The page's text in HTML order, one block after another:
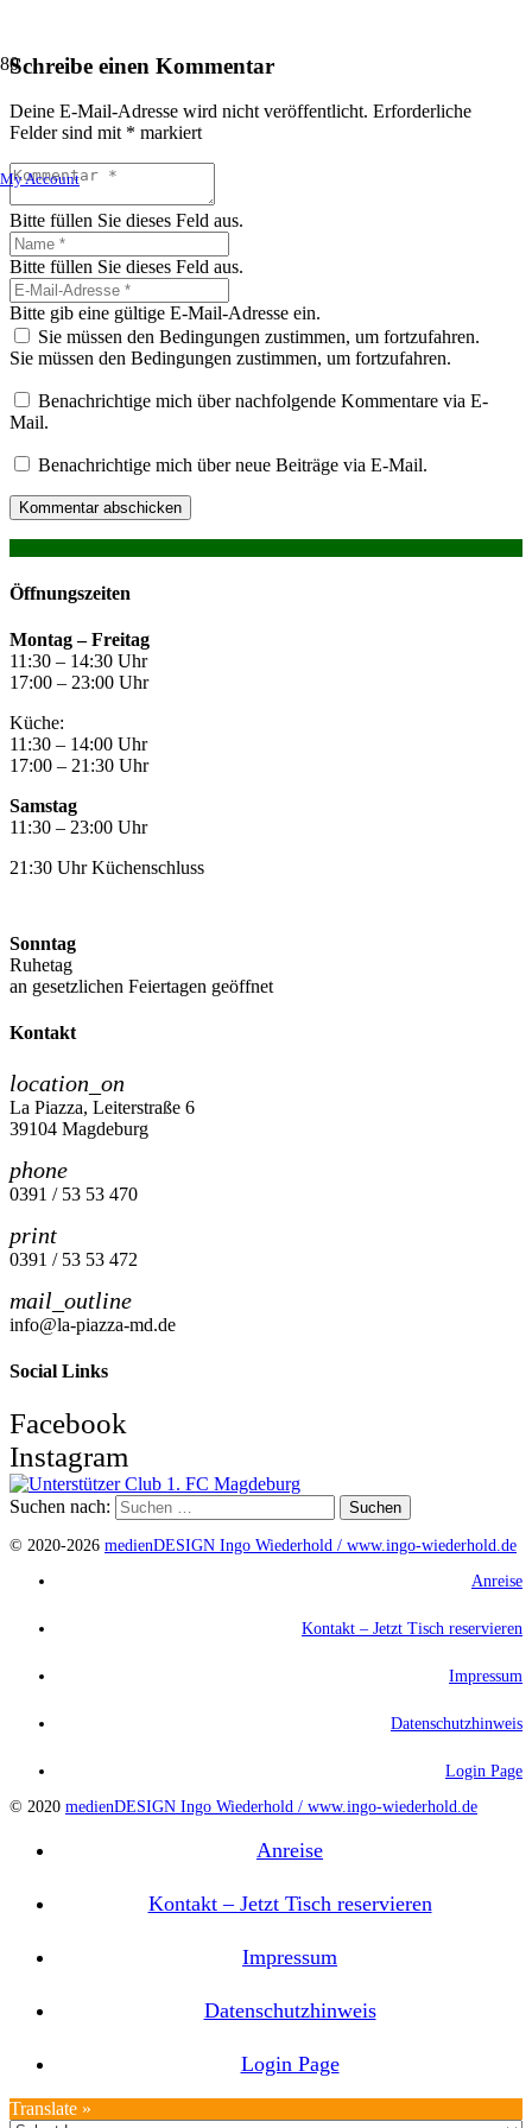
My Account
Schreibe einen Kommentar
Deine E-Mail-Adresse wird nicht veröffentlicht. Erforderliche
Felder sind mit * markiert
Bitte füllen Sie dieses Feld aus.
Bitte füllen Sie dieses Feld aus.
Bitte gib eine gültige E-Mail-Adresse ein.
Sie müssen den Bedingungen zustimmen, um fortzufahren.
Sie müssen den Bedingungen zustimmen, um fortzufahren.
Benachrichtige mich über nachfolgende Kommentare via E-
Mail.
Benachrichtige mich über neue Beiträge via E-Mail.
Kommentar abschicken
Öffnungszeiten
Montag –Freitag
11:30 – 14:30 Uhr
17:00 – 23:00 Uhr
Küche:
11:30 – 14:00 Uhr
17:00 – 21:30 Uhr
Samstag
11:30 – 23:00 Uhr
21:30 Uhr Küchenschluss
Sonntag
Ruhetag
an gesetzlichen Feiertagen geöffnet
Kontakt
location_on
La Piazza, Leiterstraße 6
39104 Magdeburg
phone
0391 / 53 53 470
print
0391 / 53 53 472
mail_outline
info@la-piazza-md.de
Social Links
Facebook
Instagram
Suchen nach:
© 2020-2026 medienDESIGN Ingo Wiederhold / www.ingo-wiederhold.de
Anreise
Kontakt – Jetzt Tisch reservieren
Impressum
Datenschutzhinweis
Login Page
© 2020 medienDESIGN Ingo Wiederhold / www.ingo-wiederhold.de
Anreise
Kontakt – Jetzt Tisch reservieren
Impressum
Datenschutzhinweis
Login Page
Translate »